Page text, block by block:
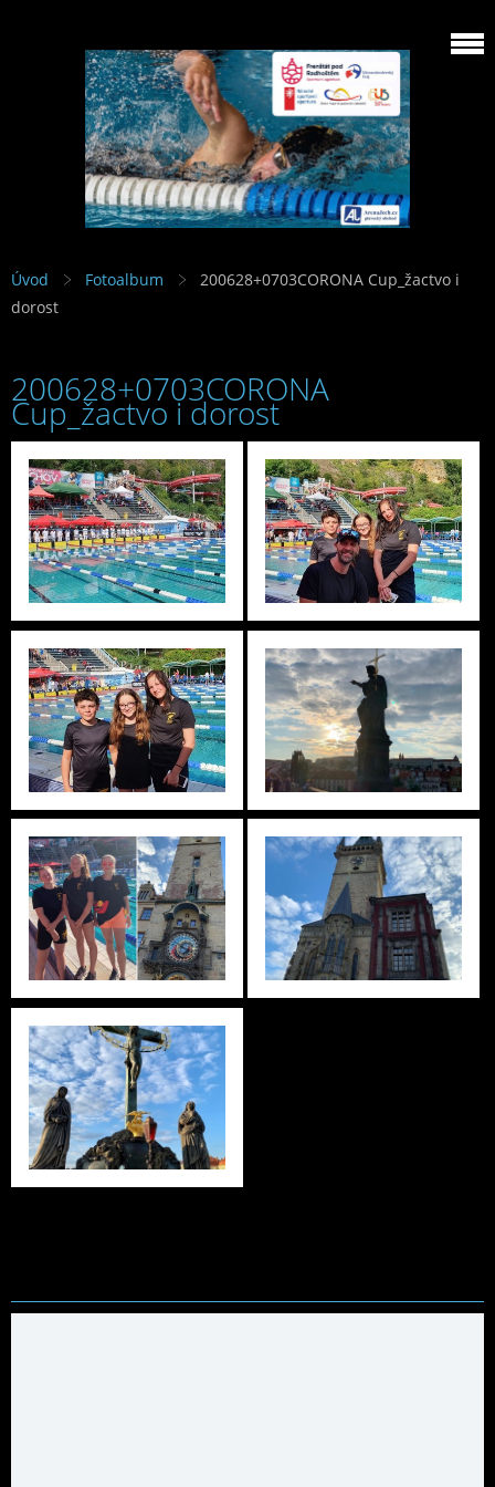
Úvod Fotoalbum
200628+0703CORONA Cup_žactvo i
dorost
200628+0703CORONA
Cup_žactvo i dorost